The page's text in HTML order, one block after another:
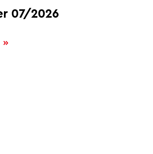
07/2026
»